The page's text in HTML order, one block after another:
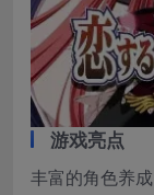
游戏亮点
丰富的角色养